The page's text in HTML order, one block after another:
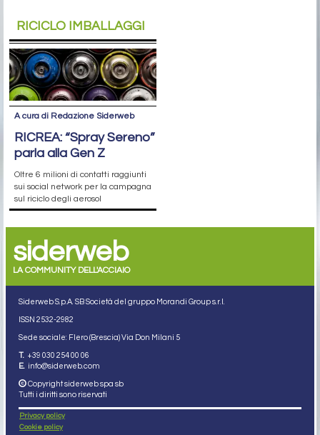
RICICLO IMBALLAGGI
A cura di Redazione Siderweb
RICREA: “Spray Sereno”
parla alla Gen Z
Oltre 6 milioni di contatti raggiunti
sui social network per la campagna
sul riciclo degli aerosol
siderweb
LA COMMUNITY DELL'ACCIAIO
Siderweb S.p.A. SB Società del gruppo Morandi Group s.r.l.
ISSN 2532-2982
Sede sociale: Flero (Brescia) Via Don Milani 5
T. +39 030 254 00 06
E. info@siderweb.com
Copyright siderweb spa sb
Tutti i diritti sono riservati
Privacy policy
Cookie policy